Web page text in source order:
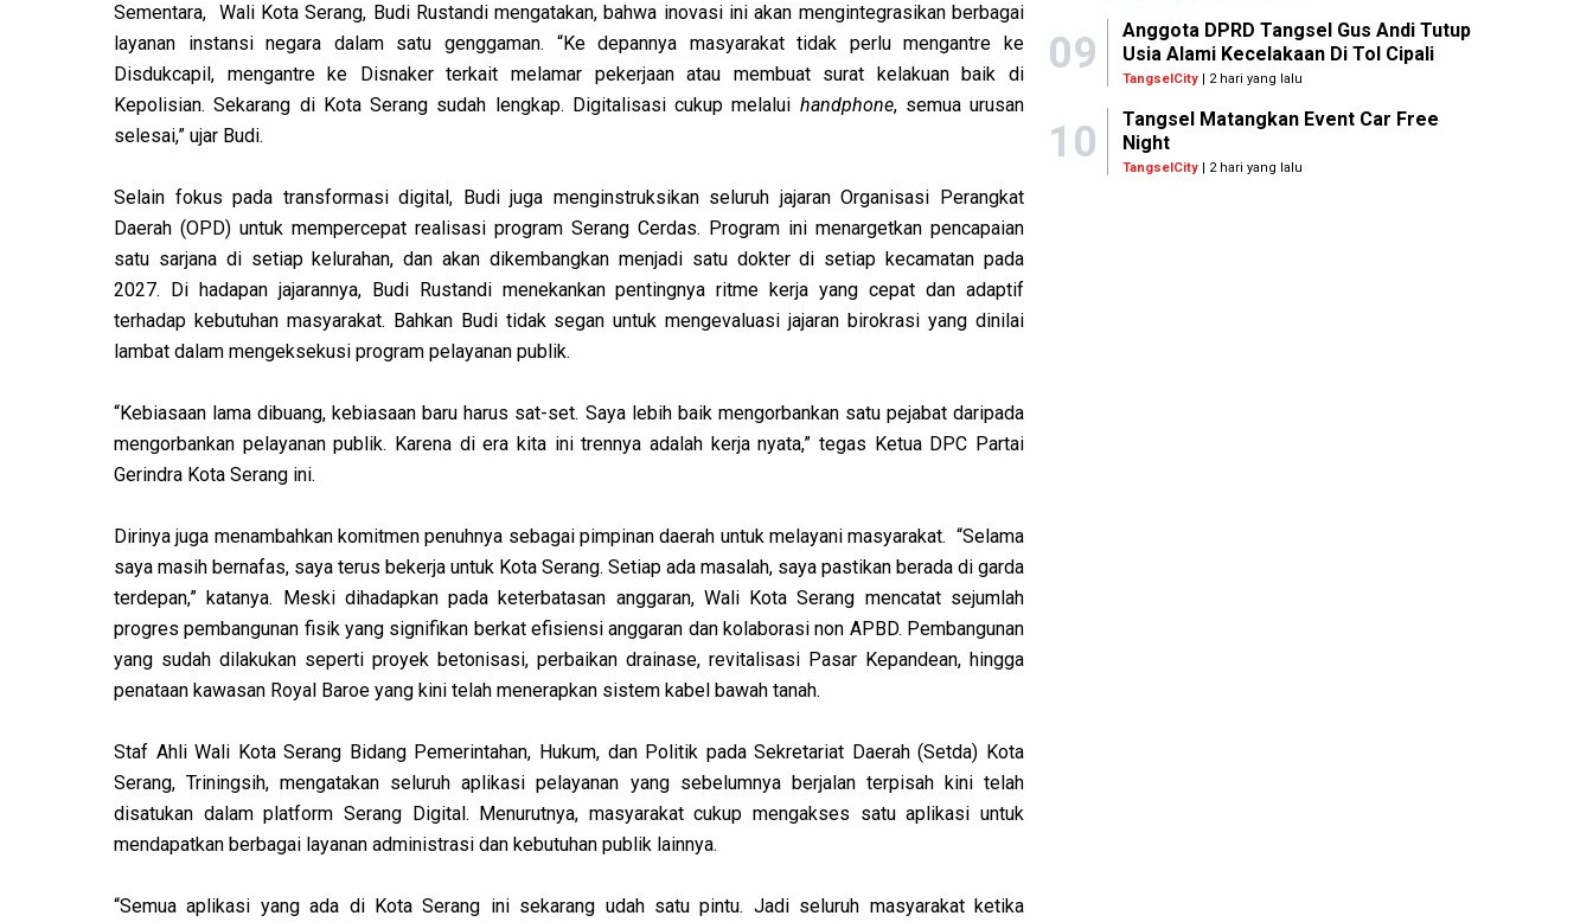
Sementara, Wali Kota Serang, Budi Rustandi mengatakan, bahwa inovasi ini akan mengintegrasikan berbagai
layanan instansi negara dalam satu genggaman. “Ke depannya masyarakat tidak perlu mengantre ke
Disdukcapil, mengantre ke Disnaker terkait melamar pekerjaan atau membuat surat kelakuan baik di
Kepolisian. Sekarang di Kota Serang sudah lengkap. Digitalisasi cukup melalui handphone, semua urusan
selesai,” ujar Budi.
Selain fokus pada transformasi digital, Budi juga menginstruksikan seluruh jajaran Organisasi Perangkat
Daerah (OPD) untuk mempercepat realisasi program Serang Cerdas. Program ini menargetkan pencapaian
satu sarjana di setiap kelurahan, dan akan dikembangkan menjadi satu dokter di setiap kecamatan pada
2027. Di hadapan jajarannya, Budi Rustandi menekankan pentingnya ritme kerja yang cepat dan adaptif
terhadap kebutuhan masyarakat. Bahkan Budi tidak segan untuk mengevaluasi jajaran birokrasi yang dinilai
lambat dalam mengeksekusi program pelayanan publik.
“Kebiasaan lama dibuang, kebiasaan baru harus sat-set. Saya lebih baik mengorbankan satu pejabat daripada
mengorbankan pelayanan publik. Karena di era kita ini trennya adalah kerja nyata,” tegas Ketua DPC Partai
Gerindra Kota Serang ini.
Dirinya juga menambahkan komitmen penuhnya sebagai pimpinan daerah untuk melayani masyarakat. “Selama
saya masih bernafas, saya terus bekerja untuk Kota Serang. Setiap ada masalah, saya pastikan berada di garda
terdepan,” katanya. Meski dihadapkan pada keterbatasan anggaran, Wali Kota Serang mencatat sejumlah
progres pembangunan fisik yang signifikan berkat efisiensi anggaran dan kolaborasi non APBD. Pembangunan
yang sudah dilakukan seperti proyek betonisasi, perbaikan drainase, revitalisasi Pasar Kepandean, hingga
penataan kawasan Royal Baroe yang kini telah menerapkan sistem kabel bawah tanah.
Staf Ahli Wali Kota Serang Bidang Pemerintahan, Hukum, dan Politik pada Sekretariat Daerah (Setda) Kota
Serang, Triningsih, mengatakan seluruh aplikasi pelayanan yang sebelumnya berjalan terpisah kini telah
disatukan dalam platform Serang Digital. Menurutnya, masyarakat cukup mengakses satu aplikasi untuk
mendapatkan berbagai layanan administrasi dan kebutuhan publik lainnya.
“Semua aplikasi yang ada di Kota Serang ini sekarang udah satu pintu. Jadi seluruh masyarakat ketika
09
Anggota DPRD Tangsel Gus Andi Tutup
Usia Alami Kecelakaan Di Tol Cipali
TangselCity| 2 hari yang lalu
10
Tangsel Matangkan Event Car Free
Night
TangselCity| 2 hari yang lalu